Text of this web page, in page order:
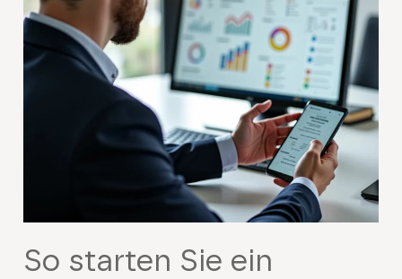
So starten Sie ein